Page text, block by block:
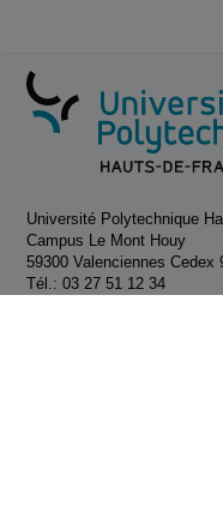
Université Polytechnique
Campus Le Mont Houy
59300 Valenciennes Cedex
Tél.: 03 27 51 12 34